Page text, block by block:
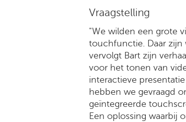
Vraagstelling
"We wilden een grote
touchfunctie. Daar zijn
vervolgt Bart zijn
voor het tonen van
interactieve
hebben we gevraagd
geïntegreerde
Een oplossing waarbij